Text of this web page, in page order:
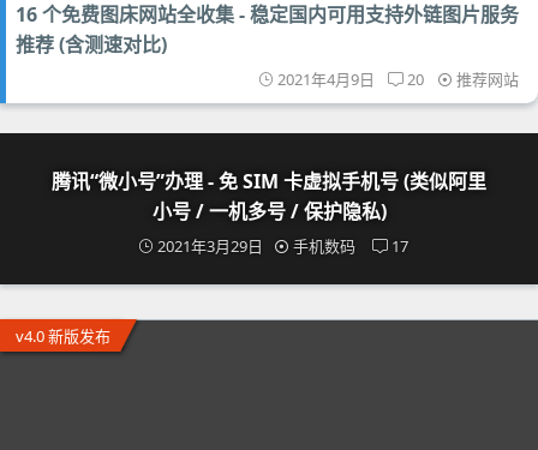
16 个免费图床网站全收集 - 稳定国内可用支持外链图片服务
推荐 (含测速对比)
2021年4月9日 20 推荐网站
腾讯“微小号”办理 - 免 SIM 卡虚拟手机号 (类似阿里
小号 / 一机多号 / 保护隐私)
2021年3月29日 手机数码 17
v4.0 新版发布